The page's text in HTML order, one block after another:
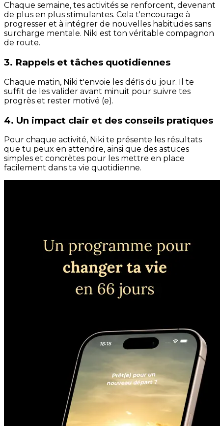
Chaque semaine, tes activités se renforcent, devenant
de plus en plus stimulantes. Cela t'encourage à
progresser et à intégrer de nouvelles habitudes sans
surcharge mentale. Niki est ton véritable compagnon
de route.
3. Rappels et tâches quotidiennes
Chaque matin, Niki t'envoie les défis du jour. Il te
suffit de les valider avant minuit pour suivre tes
progrès et rester motivé (e).
4. Un impact clair et des conseils pratiques
Pour chaque activité, Niki te présente les résultats
que tu peux en attendre, ainsi que des astuces
simples et concrètes pour les mettre en place
facilement dans ta vie quotidienne.